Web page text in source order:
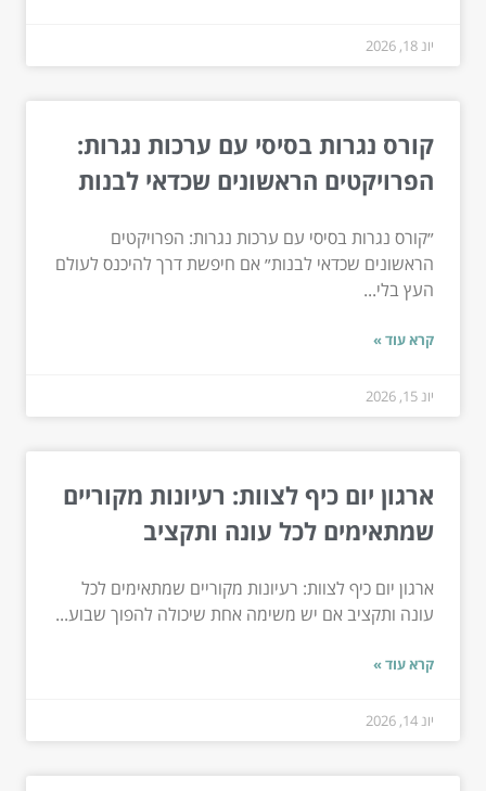
יונ 18, 2026
קורס נגרות בסיסי עם ערכות נגרות:
הפרויקטים הראשונים שכדאי לבנות
״קורס נגרות בסיסי עם ערכות נגרות: הפרויקטים
הראשונים שכדאי לבנות״ אם חיפשת דרך להיכנס לעולם
העץ בלי...
קרא עוד »
יונ 15, 2026
ארגון יום כיף לצוות: רעיונות מקוריים
שמתאימים לכל עונה ותקציב
ארגון יום כיף לצוות: רעיונות מקוריים שמתאימים לכל
עונה ותקציב אם יש משימה אחת שיכולה להפוך שבוע...
קרא עוד »
יונ 14, 2026